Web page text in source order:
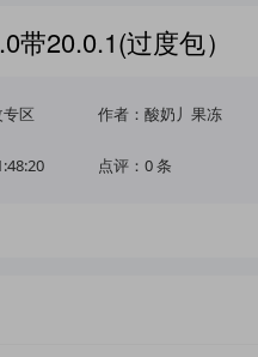
带20.0.1(过度包）
区 作者：酸奶丿果冻
点评：0 条